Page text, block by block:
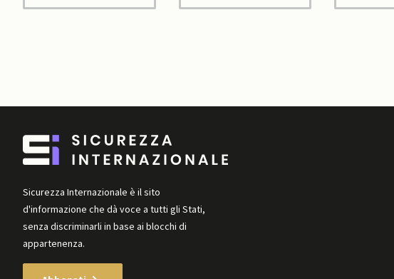
Sicurezza Internazionale è il sito
d'informazione che dà voce a tutti gli Stati,
senza discriminarli in base ai blocchi di
appartenenza.